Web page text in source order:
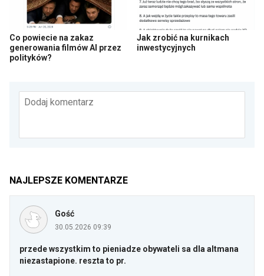
Co powiecie na zakaz
generowania filmów AI przez
polityków?
Jak zrobić na kurnikach
inwestycyjnych
Dodaj komentarz
NAJLEPSZE KOMENTARZE
Gość
30.05.2026 09:39
przede wszystkim to pieniadze obywateli sa dla altmana
niezastapione. reszta to pr.